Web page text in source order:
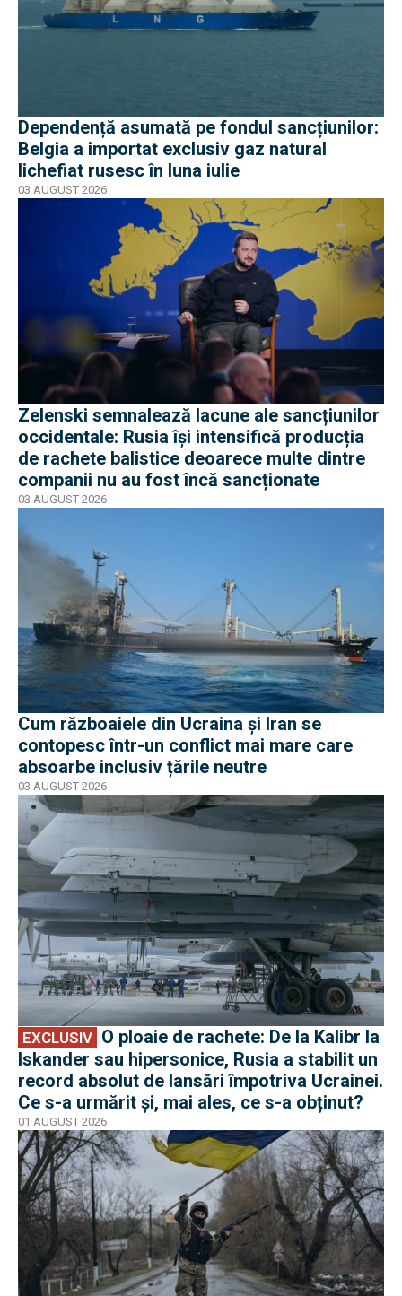
Dependență asumată pe fondul sancțiunilor:
Belgia a importat exclusiv gaz natural
lichefiat rusesc în luna iulie
03 AUGUST 2026
Zelenski semnalează lacune ale sancțiunilor
occidentale: Rusia își intensifică producția
de rachete balistice deoarece multe dintre
companii nu au fost încă sancționate
03 AUGUST 2026
Cum războaiele din Ucraina și Iran se
contopesc într-un conflict mai mare care
absoarbe inclusiv țările neutre
03 AUGUST 2026
EXCLUSIV
EXCLUSIV
Iskander sau hipersonice, Rusia a stabilit un
record absolut de lansări împotriva Ucrainei.
Ce s-a urmărit și, mai ales, ce s-a obținut?
01 AUGUST 2026